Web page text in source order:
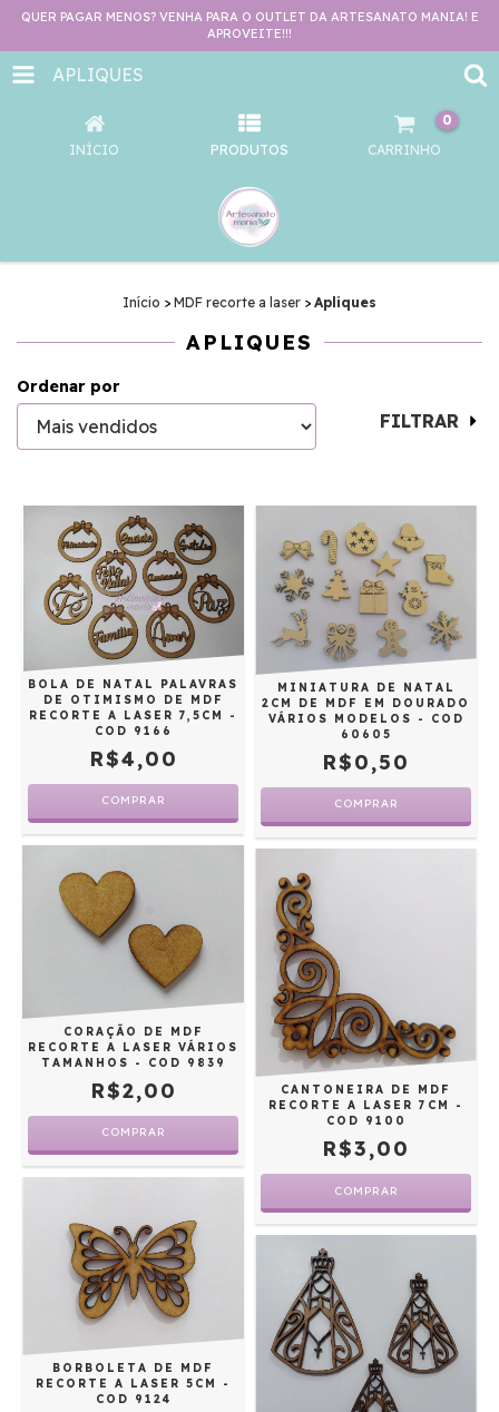
QUER PAGAR MENOS? VENHA PARA O OUTLET DA ARTESANATO MANIA! E
APROVEITE!!!
APLIQUES
INÍCIO PRODUTOS CARRINHO
0
Início > MDF recorte a laser > Apliques
APLIQUES
Ordenar por
FILTRAR
BOLA DE NATAL PALAVRAS
DE OTIMISMO DE MDF
RECORTE A LASER 7,5CM -
COD 9166
R$4,00
COMPRAR
MINIATURA DE NATAL
2CM DE MDF EM DOURADO
VÁRIOS MODELOS - COD
60605
R$0,50
COMPRAR
CORAÇÃO DE MDF
RECORTE A LASER VÁRIOS
TAMANHOS - COD 9839
R$2,00
COMPRAR
CANTONEIRA DE MDF
RECORTE A LASER 7CM -
COD 9100
R$3,00
BORBOLETA DE MDF
RECORTE A LASER 5CM -
COD 9124